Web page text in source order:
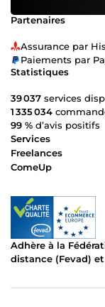
Partenaires
Assurance par
Paiements par
Statistiques
39 037 services
1 335 034
99 % d’avis positifs
Services
Freelances
ComeUp
Adhère à la
distance (Fevad)